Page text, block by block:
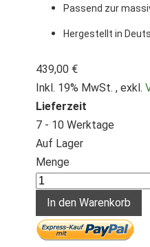
Passend zur
Hergestellt in
439,00 €
Inkl. 19% MwSt. , exkl.
Lieferzeit
7 - 10 Werktage
Auf Lager
Menge
In den Warenkorb